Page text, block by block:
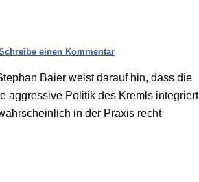
einen Kommentar
Baier weist darauf hin, dass die
aggressive Politik des Kremls integriert
in der Praxis recht